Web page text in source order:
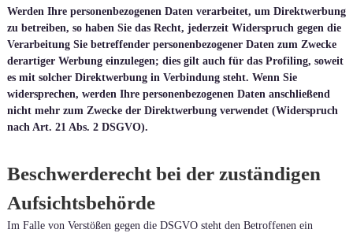
Werden Ihre personenbezogenen Daten verarbeitet, um Direktwerbung
zu betreiben, so haben Sie das Recht, jederzeit Widerspruch gegen die
Verarbeitung Sie betreffender personenbezogener Daten zum Zwecke
derartiger Werbung einzulegen; dies gilt auch für das Profiling, soweit
es mit solcher Direktwerbung in Verbindung steht. Wenn Sie
widersprechen, werden Ihre personenbezogenen Daten anschließend
nicht mehr zum Zwecke der Direktwerbung verwendet (Widerspruch
nach Art. 21 Abs. 2 DSGVO).
Beschwerderecht bei der zuständigen
Aufsichtsbehörde
Im Falle von Verstößen gegen die DSGVO steht den Betroffenen ein